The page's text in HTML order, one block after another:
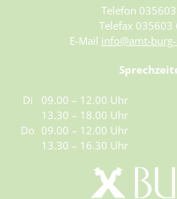
Telefon
Telefax 035603
E-Mail info@amt-
Di
09.00 – 12.00 Uhr
13.30 – 18.00 Uhr
Do 09.00 – 12.00 Uhr
13.30 – 16.30 Uhr